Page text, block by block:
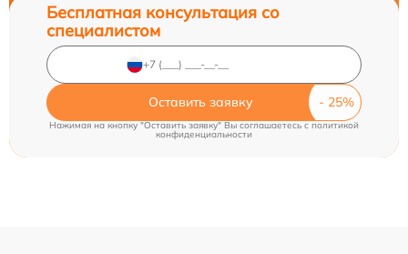
Бесплатная консультация со
специалистом
Оставить заявку
Нажимая на кнопку "Оставить заявку" Вы соглашаетесь cполитикой
конфиденциальности